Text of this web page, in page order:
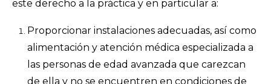
este derecho a la práctica y en particular a:
Proporcionar instalaciones adecuadas, así como
alimentación y atención médica especializada a
las personas de edad avanzada que carezcan
de ella y no se encuentren en condiciones de